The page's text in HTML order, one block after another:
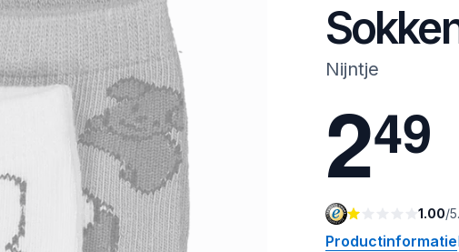
Nijntje
249
1.00/
Productinformatie